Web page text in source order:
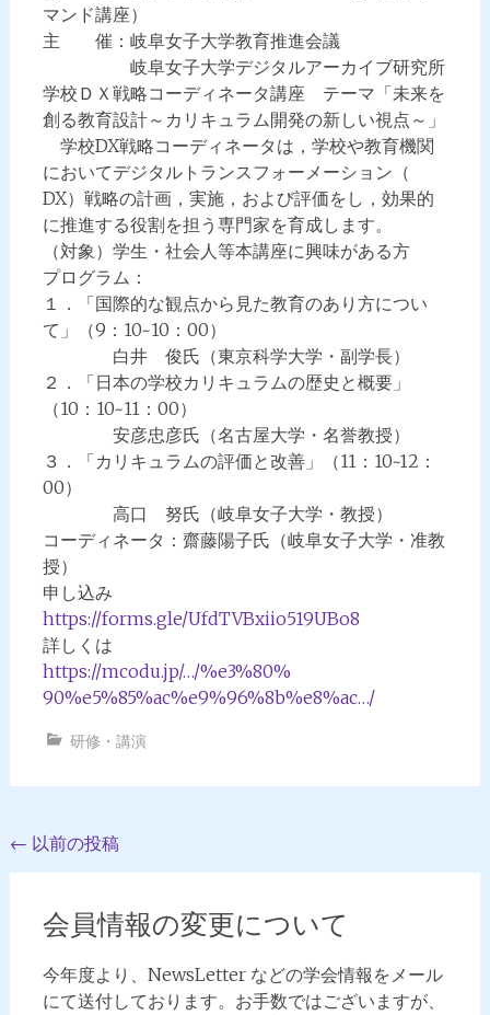
マンド講座）
主 催：岐阜女子大学教育推進会議
岐阜女子大学デジタルアーカイブ研究所
学校ＤＸ戦略コーディネータ講座 テーマ「未来を
創る教育設計～カリキュラム開発の新しい視点～」
学校DX戦略コーディネータは， 学校や教育機関
においてデジタルトランスフォーメーション（
DX）戦略の計画，実施，および評価をし， 効果的
に推進する役割を担う専門家を育成します。
（対象）学生・社会人等本講座に興味がある方
プログラム：
１．「国際的な観点から見た教育のあり方につい
て」（9：10~10：00）
白井 俊氏（東京科学大学・副学長）
２．「日本の学校カリキュラムの歴史と概要」
（10：10~11：00）
安彦忠彦氏（名古屋大学・名誉教授）
３．「カリキュラムの評価と改善」（11：10~12：
00）
高口 努氏（岐阜女子大学・教授）
コーディネータ：齋藤陽子氏（岐阜女子大学・准教
授）
申し込み
https://forms.gle/UfdTVBxiio519UBo8
詳しくは
https://mcodu.jp/…/%e3%80%
90%e5%85%ac%e9%96%8b%e8%ac…/
研修・講演
投
稿
← 以前の投稿
会員情報の変更について
今年度より、NewsLetter などの学会情報をメール
にて送付しております。お手数ではございますが、